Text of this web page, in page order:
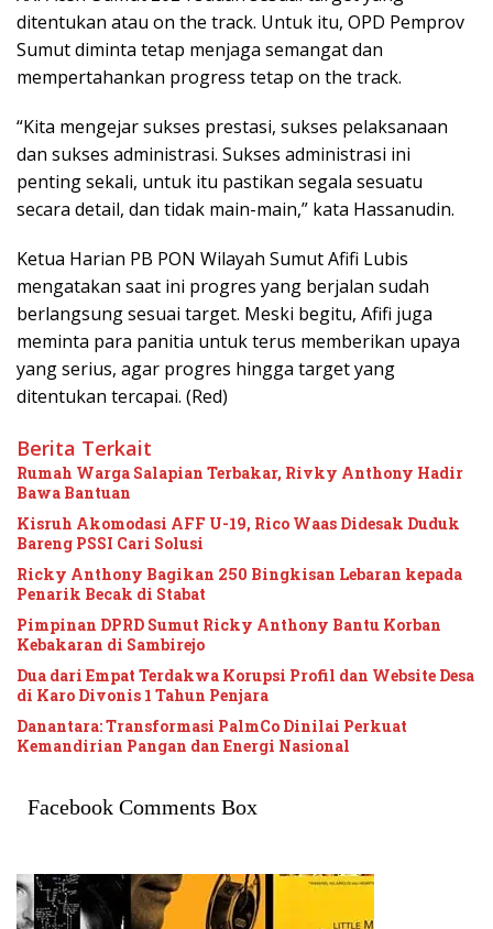
ditentukan atau on the track. Untuk itu, OPD Pemprov
Sumut diminta tetap menjaga semangat dan
mempertahankan progress tetap on the track.
“Kita mengejar sukses prestasi, sukses pelaksanaan
dan sukses administrasi. Sukses administrasi ini
penting sekali, untuk itu pastikan segala sesuatu
secara detail, dan tidak main-main,” kata Hassanudin.
Ketua Harian PB PON Wilayah Sumut Afifi Lubis
mengatakan saat ini progres yang berjalan sudah
berlangsung sesuai target. Meski begitu, Afifi juga
meminta para panitia untuk terus memberikan upaya
yang serius, agar progres hingga target yang
ditentukan tercapai. (Red)
Berita Terkait
Rumah Warga Salapian Terbakar, Rivky Anthony Hadir
Bawa Bantuan
Kisruh Akomodasi AFF U-19, Rico Waas Didesak Duduk
Bareng PSSI Cari Solusi
Ricky Anthony Bagikan 250 Bingkisan Lebaran kepada
Penarik Becak di Stabat
Pimpinan DPRD Sumut Ricky Anthony Bantu Korban
Kebakaran di Sambirejo
Dua dari Empat Terdakwa Korupsi Profil dan Website Desa
di Karo Divonis 1 Tahun Penjara
Danantara: Transformasi PalmCo Dinilai Perkuat
Kemandirian Pangan dan Energi Nasional
Facebook Comments Box